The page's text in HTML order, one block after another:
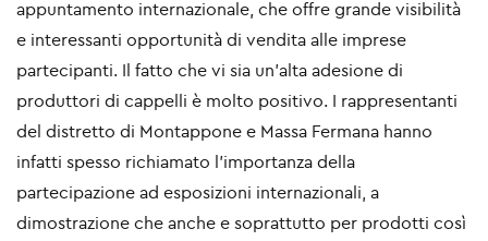
appuntamento internazionale, che offre grande visibilità
e interessanti opportunità di vendita alle imprese
partecipanti. Il fatto che vi sia un’alta adesione di
produttori di cappelli è molto positivo. I rappresentanti
del distretto di Montappone e Massa Fermana hanno
infatti spesso richiamato l’importanza della
partecipazione ad esposizioni internazionali, a
dimostrazione che anche e soprattutto per prodotti così